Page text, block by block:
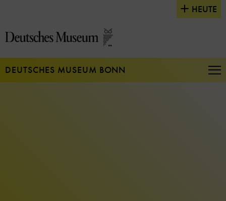
Seiteninhalt
springen
HEUTE
DEUTSCHES MUSEUM BONN